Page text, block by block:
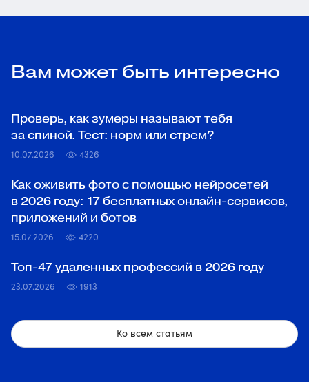
Вам может быть интересно
Проверь, как зумеры называют тебя
за спиной. Тест: норм или стрем?
10.07.2026 4326
Как оживить фото с помощью нейросетей
в 2026 году: 17 бесплатных онлайн-сервисов,
приложений и ботов
15.07.2026 4220
Топ‑47 удаленных профессий в 2026 году
23.07.2026 1913
Ко всем статьям